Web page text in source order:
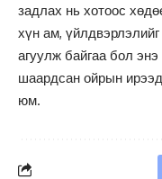
задлах нь хотоос
хүн ам,
агуулж байгаа бол
шаардсан ойрын
юм.